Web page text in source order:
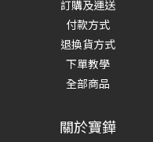
訂購及運送
付款方式
退換貨方式
下單教學
全部商品
關於寶鏵